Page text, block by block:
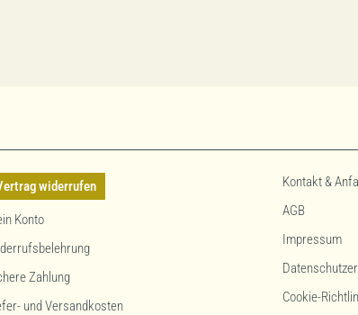
widerrufen
Konto
Zahlung
und Versandkosten
Kontakt &
AGB
Impressum
Cookie-